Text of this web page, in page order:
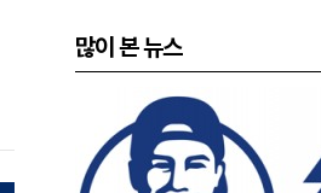
많이 본 뉴스